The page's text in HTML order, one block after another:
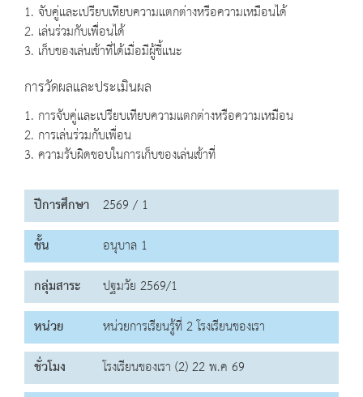
1. จับคู่และเปรียบเทียบความแตกต่างหรือความเหมือนได้
2. เล่นร่วมกับเพื่อนได้
3. เก็บของเล่นเข้าที่ได้เมื่อมีผู้ชี้แนะ
การวัดผลและประเมินผล
1. การจับคู่และเปรียบเทียบความแตกต่างหรือความเหมือน
2. การเล่นร่วมกับเพื่อน
3. ความรับผิดชอบในการเก็บของเล่นเข้าที่
ปีการศึกษา 2569 / 1
ชั้น
อนุบาล 1
กลุ่มสาระ
ปฐมวัย 2569/1
หน่วย
หน่วยการเรียนรู้ที่ 2 โรงเรียนของเรา
ชั่วโมง
โรงเรียนของเรา (2) 22 พ.ค 69